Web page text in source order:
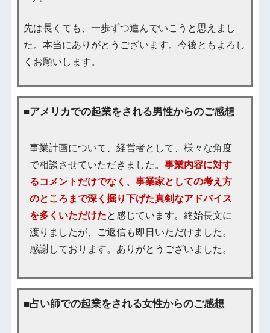
先は長くても、一歩ずつ進んでいこうと思えまし
た。本当にありがとうございます。今後ともよろし
くお願いします。
■アメリカでの起業をされる男性からのご感想
事業計画について、経営者として、様々な角度
で相談させていただきました。 事業内容に対す
るコメントだけでなく、事業家としての考え方
のところまで深く掘り下げた真剣なアドバイス
を多くいただけたと感じています。終始長文に
渡りましたが、ご返信も即日いただけました。
感謝しております。ありがとうございました。
■占い師での起業をされる女性からのご感想